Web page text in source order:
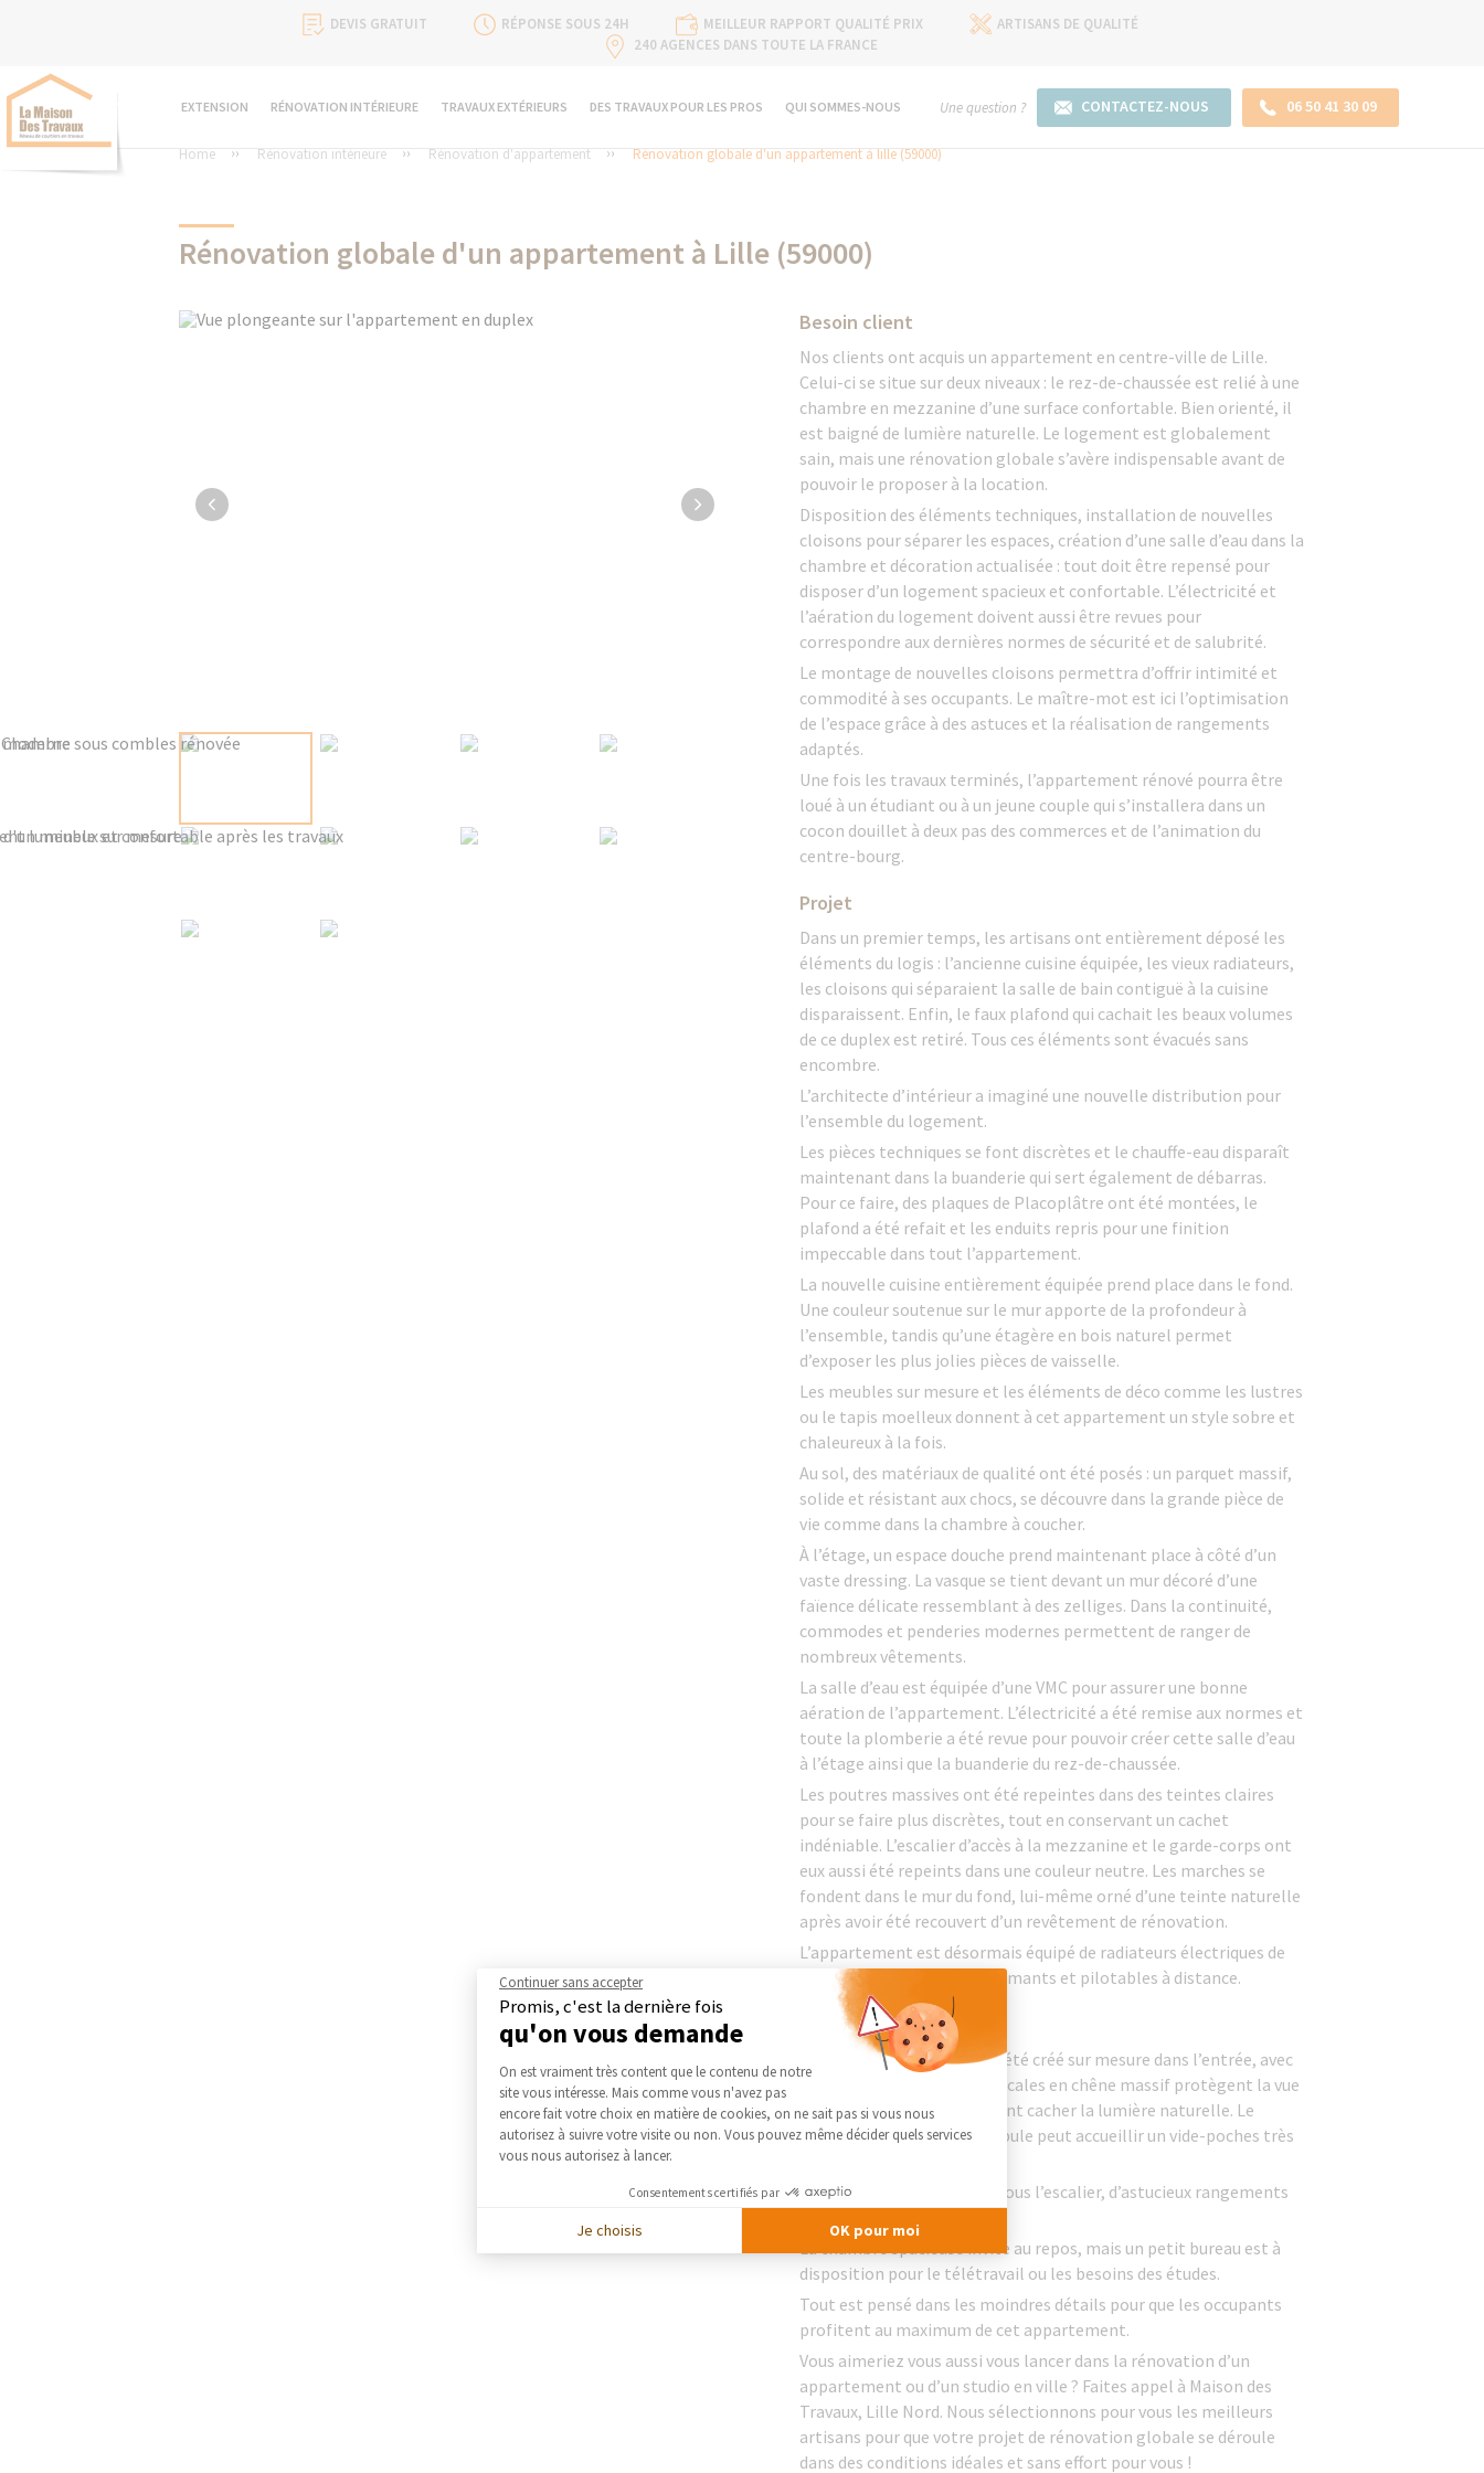
DEVIS GRATUIT RÉPONSE SOUS 24H MEILLEUR RAPPORT QUALITÉ PRIX
ARTISANS DE QUALITÉ
240 AGENCES DANS TOUTE LA FRANCE
EXTENSION RÉNOVATION INTÉRIEURE TRAVAUX EXTÉRIEURS DES TRAVAUX POUR LES PROS QUI SOMMES-NOUS Une question ? CONTACTEZ-NOUS 06 50 41 30 09
Home Rénovation intérieure Rénovation d'appartement Rénovation globale d'un appartement à lille (59000)
Rénovation globale d'un appartement à Lille (59000)
Besoin client
Nos clients ont acquis un appartement en centre-ville de Lille.
Celui-ci se situe sur deux niveaux : le rez-de-chaussée est relié à une
chambre en mezzanine d’une surface confortable. Bien orienté, il
est baigné de lumière naturelle. Le logement est globalement
sain, mais une rénovation globale s’avère indispensable avant de
pouvoir le proposer à la location.
Disposition des éléments techniques, installation de nouvelles
cloisons pour séparer les espaces, création d’une salle d’eau dans la
chambre et décoration actualisée : tout doit être repensé pour
disposer d’un logement spacieux et confortable. L’électricité et
l’aération du logement doivent aussi être revues pour
correspondre aux dernières normes de sécurité et de salubrité.
Le montage de nouvelles cloisons permettra d’offrir intimité et
commodité à ses occupants. Le maître-mot est ici l’optimisation
de l’espace grâce à des astuces et la réalisation de rangements
adaptés.
Une fois les travaux terminés, l’appartement rénové pourra être
loué à un étudiant ou à un jeune couple qui s’installera dans un
cocon douillet à deux pas des commerces et de l’animation du
centre-bourg.
Projet
Dans un premier temps, les artisans ont entièrement déposé les
éléments du logis : l’ancienne cuisine équipée, les vieux radiateurs,
les cloisons qui séparaient la salle de bain contiguë à la cuisine
disparaissent. Enfin, le faux plafond qui cachait les beaux volumes
de ce duplex est retiré. Tous ces éléments sont évacués sans
encombre.
L’architecte d’intérieur a imaginé une nouvelle distribution pour
l’ensemble du logement.
Les pièces techniques se font discrètes et le chauffe-eau disparaît
maintenant dans la buanderie qui sert également de débarras.
Pour ce faire, des plaques de Placoplâtre ont été montées, le
plafond a été refait et les enduits repris pour une finition
impeccable dans tout l’appartement.
La nouvelle cuisine entièrement équipée prend place dans le fond.
Une couleur soutenue sur le mur apporte de la profondeur à
l’ensemble, tandis qu’une étagère en bois naturel permet
d’exposer les plus jolies pièces de vaisselle.
Les meubles sur mesure et les éléments de déco comme les lustres
ou le tapis moelleux donnent à cet appartement un style sobre et
chaleureux à la fois.
Au sol, des matériaux de qualité ont été posés : un parquet massif,
solide et résistant aux chocs, se découvre dans la grande pièce de
vie comme dans la chambre à coucher.
À l’étage, un espace douche prend maintenant place à côté d’un
vaste dressing. La vasque se tient devant un mur décoré d’une
faïence délicate ressemblant à des zelliges. Dans la continuité,
commodes et penderies modernes permettent de ranger de
nombreux vêtements.
La salle d’eau est équipée d’une VMC pour assurer une bonne
aération de l’appartement. L’électricité a été remise aux normes et
toute la plomberie a été revue pour pouvoir créer cette salle d’eau
à l’étage ainsi que la buanderie du rez-de-chaussée.
Les poutres massives ont été repeintes dans des teintes claires
pour se faire plus discrètes, tout en conservant un cachet
indéniable. L’escalier d’accès à la mezzanine et le garde-corps ont
eux aussi été repeints dans une couleur neutre. Les marches se
fondent dans le mur du fond, lui-même orné d’une teinte naturelle
après avoir été recouvert d’un revêtement de rénovation.
L’appartement est désormais équipé de radiateurs électriques de
dernière génération, performants et pilotables à distance.
Les plus
Un meuble de séparation a été créé sur mesure dans l’entrée, avec
un vestiaire. Les lattes verticales en chêne massif protègent la vue
des visiteurs sans pour autant cacher la lumière naturelle. Le
meuble à étagères du vestibule peut accueillir un vide-poches très
Aucun espace n’est perdu : sous l’escalier, d’astucieux rangements
La chambre spacieuse invite au repos, mais un petit bureau est à
disposition pour le télétravail ou les besoins des études.
Tout est pensé dans les moindres détails pour que les occupants
profitent au maximum de cet appartement.
Vous aimeriez vous aussi vous lancer dans la rénovation d’un
appartement ou d’un studio en ville ? Faites appel à Maison des
Travaux, Lille Nord. Nous sélectionnons pour vous les meilleurs
artisans pour que votre projet de rénovation globale se déroule
dans des conditions idéales et sans effort pour vous !
Continuer sans accepter
Promis, c'est la dernière fois
qu'on vous demande
Plateforme de Gestion du Consentement : Personnalisez vos Options
On est vraiment très content que le contenu de notre
site vous intéresse. Mais comme vous n'avez pas
encore fait votre choix en matière de cookies, on ne sait pas si vous nous
autorisez à suivre votre visite ou non. Vous pouvez même décider quels services
vous nous autorisez à lancer.
Consentements certifiés par
Je choisis OK pour moi
Axeptio consent